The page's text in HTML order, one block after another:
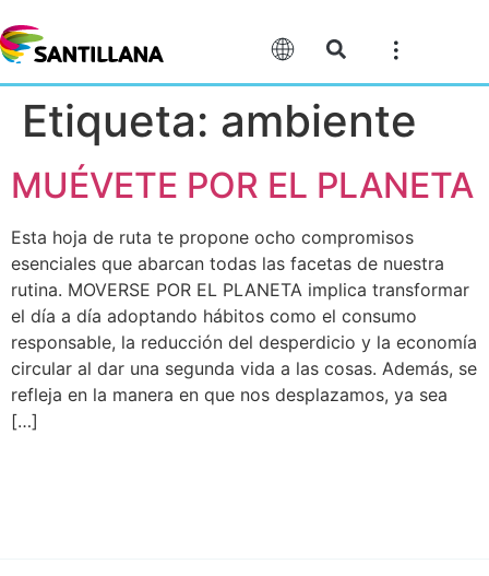
Etiqueta: ambiente
MUÉVETE POR EL PLANETA
Esta hoja de ruta te propone ocho compromisos
esenciales que abarcan todas las facetas de nuestra
rutina. MOVERSE POR EL PLANETA implica transformar
el día a día adoptando hábitos como el consumo
responsable, la reducción del desperdicio y la economía
circular al dar una segunda vida a las cosas. Además, se
refleja en la manera en que nos desplazamos, ya sea
[…]